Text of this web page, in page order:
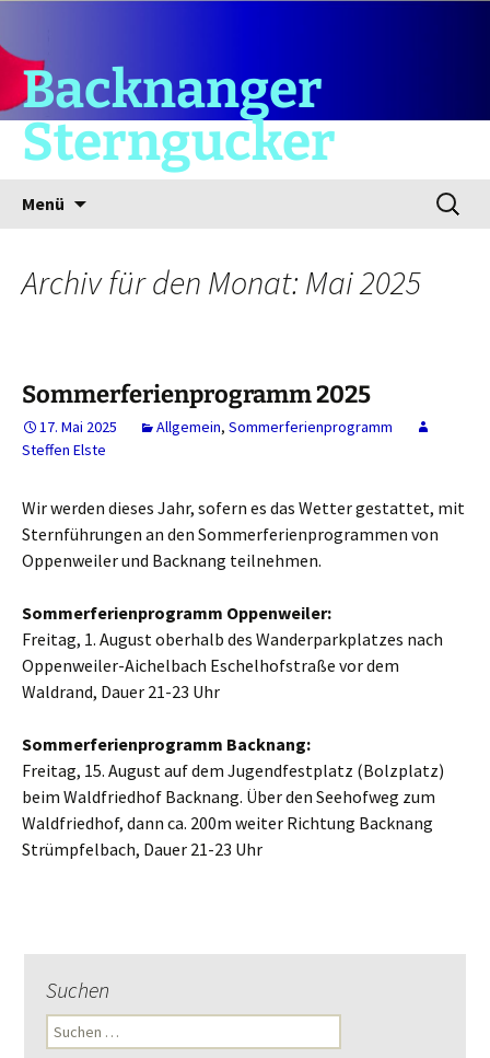
Backnanger
Sterngucker
Menü
Suchen
nach:
Archiv für den Monat: Mai 2025
Sommerferienprogramm 2025
17. Mai 2025 Allgemein, Sommerferienprogramm
Steffen Elste
Wir werden dieses Jahr, sofern es das Wetter gestattet, mit
Sternführungen an den Sommerferienprogrammen von
Oppenweiler und Backnang teilnehmen.
Sommerferienprogramm Oppenweiler:
Freitag, 1. August oberhalb des Wanderparkplatzes nach
Oppenweiler-Aichelbach Eschelhofstraße vor dem
Waldrand, Dauer 21-23 Uhr
Sommerferienprogramm Backnang:
Freitag, 15. August auf dem Jugendfestplatz (Bolzplatz)
beim Waldfriedhof Backnang. Über den Seehofweg zum
Waldfriedhof, dann ca. 200m weiter Richtung Backnang
Strümpfelbach, Dauer 21-23 Uhr
Suchen
Suchen
nach: